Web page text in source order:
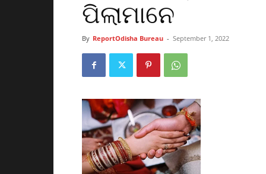
ପିଲାମାନେ
By ReportOdisha Bureau - September 1, 2022